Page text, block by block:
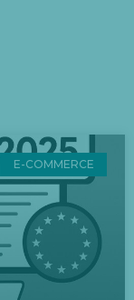
E-COMMERCE